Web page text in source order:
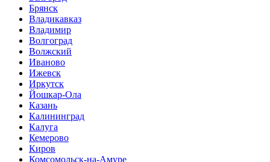
Брянск
Владикавказ
Владимир
Волгоград
Волжский
Иваново
Ижевск
Иркутск
Йошкар-Ола
Казань
Калининград
Калуга
Кемерово
Киров
Комсомольск-на-Амуре